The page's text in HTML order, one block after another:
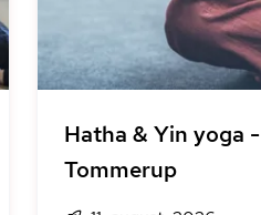
Hatha & Yin yoga -
Tommerup